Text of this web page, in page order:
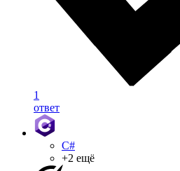
1
ответ
C#
+2 ещё